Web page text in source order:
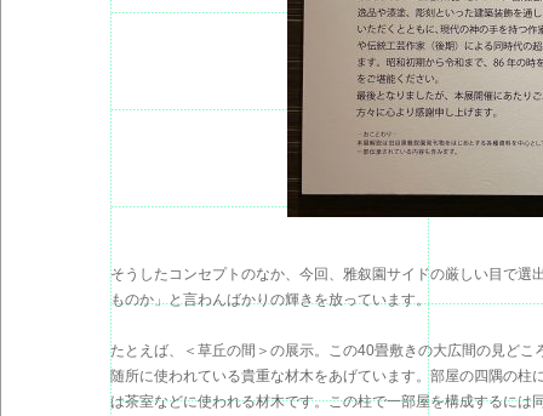
そうしたコンセプトのなか、今回、雅叙園サイドの厳しい目で
ものか」と言わんばかりの輝きを放っています。
たとえば、＜草丘の間＞の展示。この40畳敷きの大広間の見ど
随所に使われている貴重な材木をあげています。部屋の四隅の
は茶室などに使われる材木です。この柱で一部屋を構成するに